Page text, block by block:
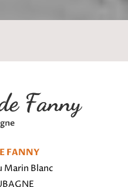
FANNY
Marin Blanc